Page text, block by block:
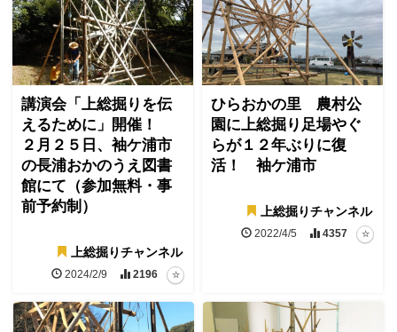
講演会「上総掘りを伝
えるために」開催！
２月２５日、袖ケ浦市
の長浦おかのうえ図書
館にて（参加無料・事
前予約制）
上総掘りチャンネル
2024/2/9 2196
ひらおかの里 農村公
園に上総掘り足場やぐ
らが１２年ぶりに復
活！ 袖ケ浦市
上総掘りチャンネル
2022/4/5 4357